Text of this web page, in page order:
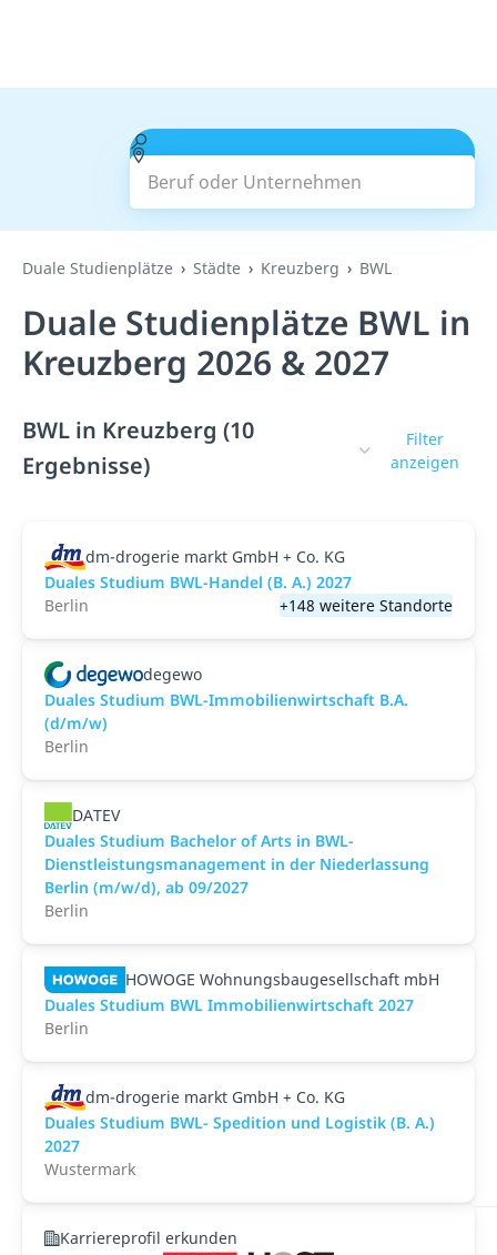
Beruf oder Unternehmen
Suchen
Duale Studienplätze Städte Kreuzberg BWL
Duale Studienplätze BWL in
Kreuzberg 2026 & 2027
BWL in Kreuzberg (10
Ergebnisse)
Filter
anzeigen
dm-drogerie markt GmbH + Co. KG
Duales Studium BWL-Handel (B. A.) 2027
Berlin
+148 weitere Standorte
degewo
Duales Studium BWL-Immobilienwirtschaft B.A.
(d/m/w)
Berlin
DATEV
Duales Studium Bachelor of Arts in BWL-
Dienstleistungsmanagement in der Niederlassung
Berlin (m/w/d), ab 09/2027
Berlin
HOWOGE Wohnungsbaugesellschaft mbH
Duales Studium BWL Immobilienwirtschaft 2027
Berlin
dm-drogerie markt GmbH + Co. KG
Duales Studium BWL- Spedition und Logistik (B. A.)
2027
Wustermark
Karriereprofil erkunden